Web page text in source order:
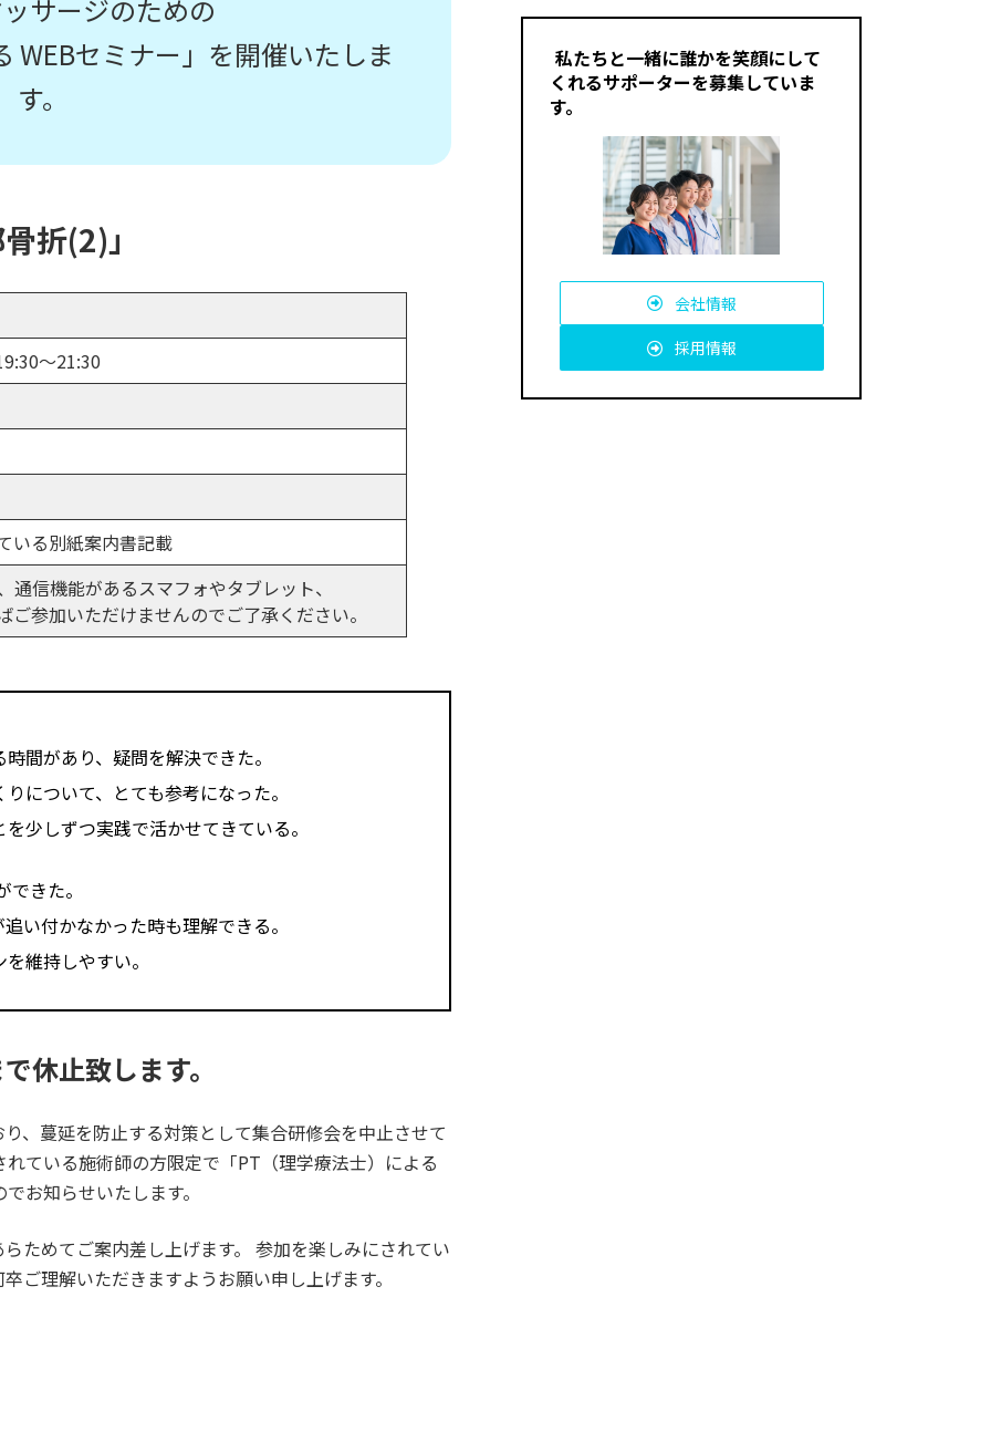
サージのための
WEBセミナー」を開催いたしま
す。
折(2)」
～21:30
いる別紙案内書記載
信機能があるスマフォやタブレット、
ご参加いただけませんのでご了承ください。
間があり、疑問を解決できた。
について、とても参考になった。
少しずつ実践で活かせてきている。
きた。
い付かなかった時も理解できる。
維持しやすい。
休止致します。
、蔓延を防止する対策として集合研修会を中止させて
ている施術師の方限定で「PT（理学療法士）による
お知らせいたします。
ためてご案内差し上げます。 参加を楽しみにされてい
ご理解いただきますようお願い申し上げます。
私たちと一緒に誰かを笑顔にして
くれるサポーターを募集していま
す。
会社情報
採用情報